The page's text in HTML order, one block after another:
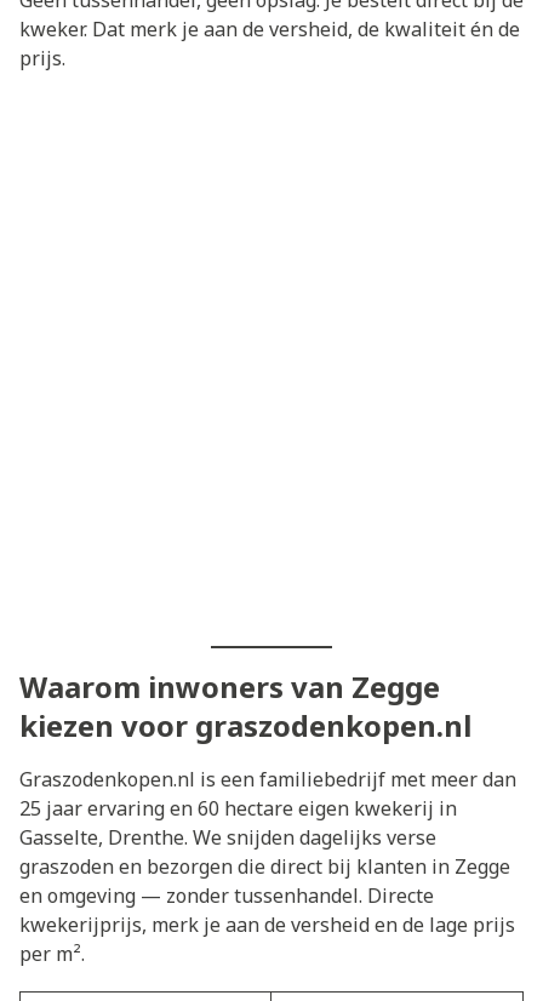
kweker. Dat merk je aan de versheid, de kwaliteit én de
prijs.
Waarom inwoners van Zegge
kiezen voor graszodenkopen.nl
Graszodenkopen.nl is een familiebedrijf met meer dan
25 jaar ervaring en 60 hectare eigen kwekerij in
Gasselte, Drenthe. We snijden dagelijks verse
graszoden en bezorgen die direct bij klanten in Zegge
en omgeving — zonder tussenhandel. Directe
kwekerijprijs, merk je aan de versheid en de lage prijs
per m².